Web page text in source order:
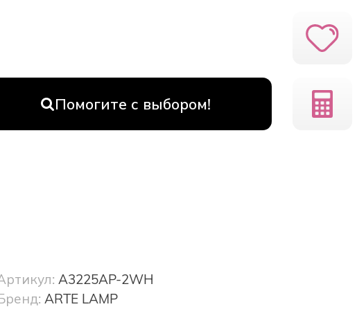
Помогите с выбором!
A3225AP-2WH
ARTE LAMP